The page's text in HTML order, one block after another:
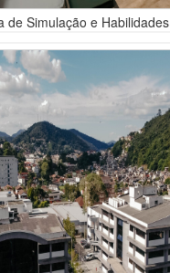
de Simulação e Habilidades